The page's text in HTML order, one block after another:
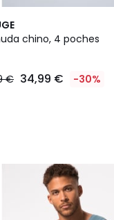
chino, 4 poches
€ 34,99 € -30%